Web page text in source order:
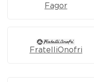
Fagor
FratelliOnofri